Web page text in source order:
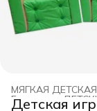
МЯГКАЯ
Главная ›
Детская